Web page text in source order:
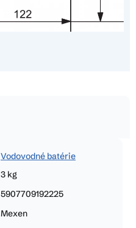
Vodovodné batérie
3 kg
5907709192225
Mexen